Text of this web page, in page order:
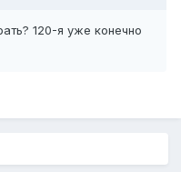
120-я уже конечно